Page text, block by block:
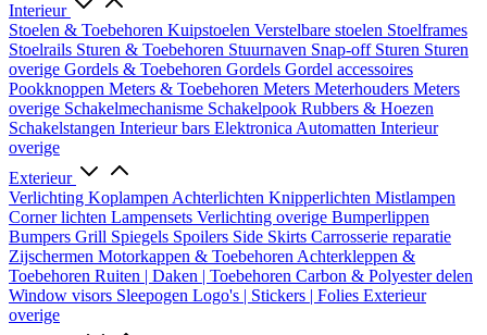
Interieur
Stoelen & Toebehoren Kuipstoelen Verstelbare stoelen Stoelframes
Stoelrails Sturen & Toebehoren Stuurnaven Snap-off Sturen Sturen
overige Gordels & Toebehoren Gordels Gordel accessoires
Pookknoppen Meters & Toebehoren Meters Meterhouders Meters
overige Schakelmechanisme Schakelpook Rubbers & Hoezen
Schakelstangen Interieur bars Elektronica Automatten Interieur
overige
Exterieur
Verlichting Koplampen Achterlichten Knipperlichten Mistlampen
Corner lichten Lampensets Verlichting overige Bumperlippen
Bumpers Grill Spiegels Spoilers Side Skirts Carrosserie reparatie
Zijschermen Motorkappen & Toebehoren Achterkleppen &
Toebehoren Ruiten | Daken | Toebehoren Carbon & Polyester delen
Window visors Sleepogen Logo's | Stickers | Folies Exterieur
overige